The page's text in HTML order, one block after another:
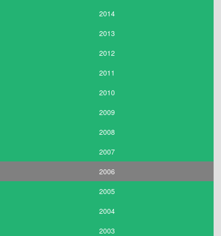
2014
2013
2012
2011
2010
2009
2008
2007
2006
2005
2004
2003